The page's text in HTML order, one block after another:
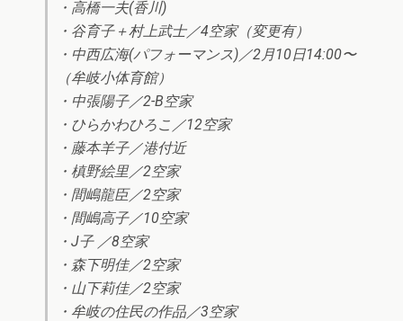
・高橋一夫(香川)
・谷育子＋村上武士／4空家（変更有）
・中西広海(パフォーマンス)／2月10日14:00〜
（牟岐小体育館）
・中張陽子／2-B空家
・ひらかわひろこ／12空家
・藤本羊子／港付近
・槙野絵里／2空家
・間嶋龍臣／2空家
・間嶋高子／10空家
・J子 ／8空家
・森下明佳／2空家
・山下莉佳／2空家
・牟岐の住民の作品／3空家